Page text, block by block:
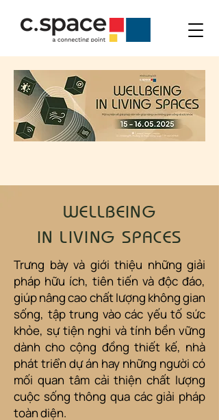
WELLBEING
IN LIVING SPACES
Trưng bày và giới thiệu những giải
pháp hữu ích, tiên tiến và độc đáo,
giúp nâng cao chất lượng không gian
sống, tập trung vào các yếu tố sức
khỏe, sự tiện nghi và tính bền vững
dành cho cộng đồng thiết kế, nhà
phát triển dự án hay những người có
mối quan tâm cải thiện chất lượng
cuộc sống thông qua các giải pháp
toàn diện.